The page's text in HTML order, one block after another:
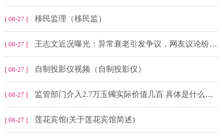
[ 08-27 ] 移民监理（移民监）
[ 08-27 ] 王志文近况曝光：异常衰老引发争议，网友议论纷纷，探讨善恶报应！
[ 08-27 ] 自制投影仪视频（自制投影仪）
[ 08-27 ] 监管部门介入2.7万玉镯实际价值几百 具体是什么情况！
[ 08-27 ] 莲花宾馆(关于莲花宾馆简述)